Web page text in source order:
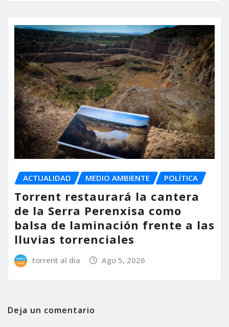
ACTUALIDAD MEDIO AMBIENTE POLÍTICA
Torrent restaurará la cantera
de la Serra Perenxisa como
balsa de laminación frente a las
lluvias torrenciales
torrent al dia Ago 5, 2026
Deja un comentario